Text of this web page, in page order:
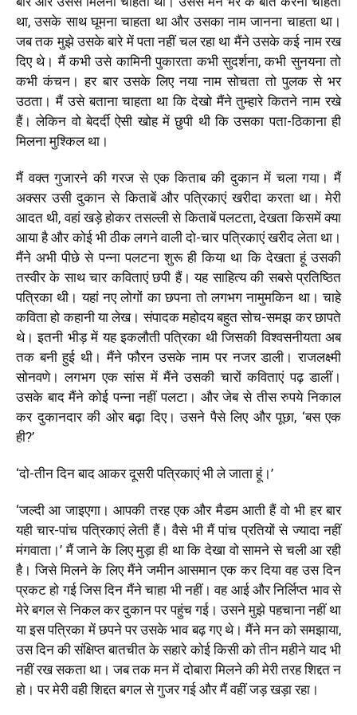
था, उसके साथ घूमना चाहता था और उसका नाम जानना चाहता था।
जब तक मुझे उसके बारे में पता नहीं चल रहा था मैंने उसके कई नाम रख
दिए थे। मैं कभी उसे कामिनी पुकारता कभी सुदर्शना, कभी सुनयना तो
कभी कंचन। हर बार उसके लिए नया नाम सोचता तो पुलक से भर
उठता। मैं उसे बताना चाहता था कि देखो मैंने तुम्हारे कितने नाम रखे
हैं। लेकिन वो बेदर्दी ऐसी खोह में छुपी थी कि उसका पता-ठिकाना ही
मिलना मुश्किल था।
मैं वक्त गुजारने की गरज से एक किताब की दुकान में चला गया। मैं
अक्सर उसी दुकान से किताबें और पत्रिकाएं खरीदा करता था। मेरी
आदत थी, वहां खड़े होकर तसल्ली से किताबें पलटता, देखता किसमें क्या
आया है और कोई भी ठीक लगने वाली दो-चार पत्रिकाएं खरीद लेता था।
मैंने अभी पीछे से पन्ना पलटना शुरू ही किया था कि देखता हूं उसकी
तस्वीर के साथ चार कविताएं छपी हैं। यह साहित्य की सबसे प्रतिष्ठित
पत्रिका थी। यहां नए लोगों का छपना तो लगभग नामुमकिन था। चाहे
कविता हो कहानी या लेख। संपादक महोदय बहुत सोच-समझ कर छापते
थे। इतनी भीड़ में यह इकलौती पत्रिका थी जिसकी विश्वसनीयता अब
तक बनी हुई थी। मैंने फौरन उसके नाम पर नजर डाली। राजलक्ष्मी
सोनवणे। लगभग एक सांस में मैंने उसकी चारों कविताएं पढ़ डालीं।
उसके बाद मैंने कोई पन्ना नहीं पलटा। और जेब से तीस रुपये निकाल
कर दुकानदार की ओर बढ़ा दिए। उसने पैसे लिए और पूछा, ‘बस एक
ही?’
‘दो-तीन दिन बाद आकर दूसरी पत्रिकाएं भी ले जाता हूं।’
‘जल्दी आ जाइएगा। आपकी तरह एक और मैडम आती हैं वो भी हर बार
यही चार-पांच पत्रिकाएं लेती हैं। वैसे भी मैं पांच प्रतियों से ज्यादा नहीं
मंगवाता।’ मैं जाने के लिए मुड़ा ही था कि देखा वो सामने से चली आ रही
है। जिसे मिलने के लिए मैंने जमीन आसमान एक कर दिया वह उस दिन
प्रकट हो गई जिस दिन मैंने चाहा भी नहीं। वह आई और निर्लिप्त भाव से
मेरे बगल से निकल कर दुकान पर पहुंच गई। उसने मुझे पहचाना नहीं था
या इस पत्रिका में छपने पर उसके भाव बढ़ गए थे। मैंने मन को समझाया,
उस दिन की संक्षिप्त बातचीत के सहारे कोई किसी को तीन महीने याद भी
नहीं रख सकता था। जब तक मन में दोबारा मिलने की मेरी तरह शिद्दत न
हो। पर मेरी वही शिद्दत बगल से गुजर गई और मैं वहीं जड़ खड़ा रहा।